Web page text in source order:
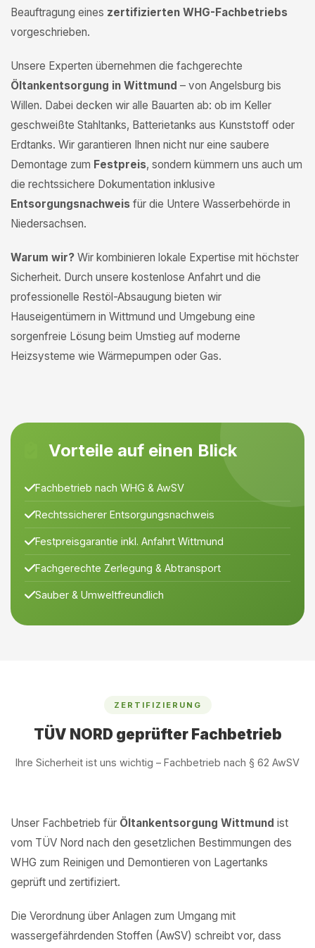
Beauftragung eines zertifizierten WHG-Fachbetriebs
vorgeschrieben.
Unsere Experten übernehmen die fachgerechte
Öltankentsorgung in Wittmund – von Angelsburg bis
Willen. Dabei decken wir alle Bauarten ab: ob im Keller
geschweißte Stahltanks, Batterietanks aus Kunststoff oder
Erdtanks. Wir garantieren Ihnen nicht nur eine saubere
Demontage zum Festpreis, sondern kümmern uns auch um
die rechtssichere Dokumentation inklusive
Entsorgungsnachweis für die Untere Wasserbehörde in
Niedersachsen.
Warum wir? Wir kombinieren lokale Expertise mit höchster
Sicherheit. Durch unsere kostenlose Anfahrt und die
professionelle Restöl-Absaugung bieten wir
Hauseigentümern in Wittmund und Umgebung eine
sorgenfreie Lösung beim Umstieg auf moderne
Heizsysteme wie Wärmepumpen oder Gas.
Vorteile auf einen Blick
Fachbetrieb nach WHG & AwSV
Rechtssicherer Entsorgungsnachweis
Festpreisgarantie inkl. Anfahrt Wittmund
Fachgerechte Zerlegung & Abtransport
Sauber & Umweltfreundlich
ZERTIFIZIERUNG
TÜV NORD geprüfter Fachbetrieb
Ihre Sicherheit ist uns wichtig – Fachbetrieb nach § 62 AwSV
Unser Fachbetrieb für Öltankentsorgung Wittmund ist
vom TÜV Nord nach den gesetzlichen Bestimmungen des
WHG zum Reinigen und Demontieren von Lagertanks
geprüft und zertifiziert.
Die Verordnung über Anlagen zum Umgang mit
wassergefährdenden Stoffen (AwSV) schreibt vor, dass